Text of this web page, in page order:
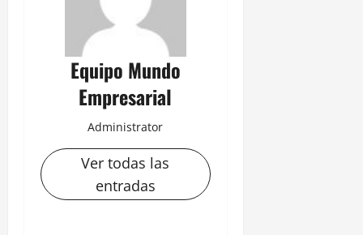
Equipo Mundo
Empresarial
Administrator
Ver todas las
entradas